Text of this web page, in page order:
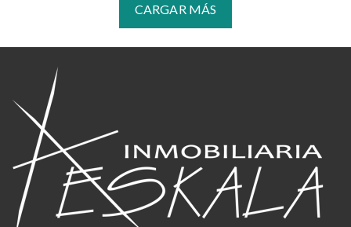
CARGAR MÁS